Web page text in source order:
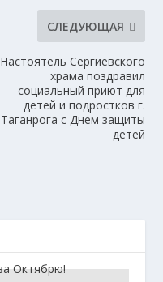
СЛЕДУЮЩАЯ
Настоятель Сергиевского
храма поздравил
социальный приют для
детей и подростков г.
Таганрога с Днем защиты
детей